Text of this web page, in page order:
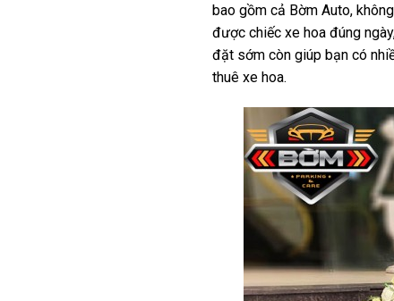
bao gồm cả Bờm Auto,
được chiếc xe hoa đúng
đặt sớm còn giúp bạn có
thuê xe hoa.